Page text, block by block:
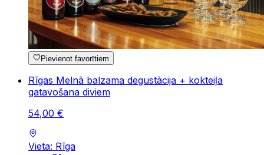
Pievienot favorītiem
Rīgas Melnā balzama degustācija + kokteiļa
gatavošana diviem
54,00 €
Vieta: Rīga